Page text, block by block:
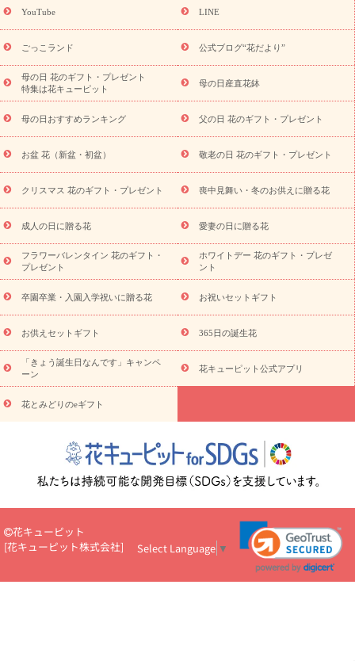
ギフト
「きょう誕生日なんです」キャンペーン
用途から探す お祝いの花特集 当日配達特急便
お祝い商品
一覧
お祝い 新築・引っ越し祝い
結婚記念日
結婚祝い 出産祝い 退院祝い・快気祝い
還暦
祝い・長寿祝い
プチギフト ペットのお祝いフラワー
元・暑中見舞い
敬老の日
お供え
お供え・お悔やみ商品一覧 お供え・お悔やみの花
十九日法要以降に贈る花
通夜・葬儀に贈る花
お供え お花とセッ
お盆（新盆・初盆）
お祝い返し お見舞い
お取り
プリザーブドフラワー
スタイルから探す
アレンジメント
蘭・花鉢
ミディ胡蝶蘭・お祝い ミディ胡蝶蘭・お供え
の青色胡蝶蘭
観葉植物 観葉植物 産直多肉植物
プリザーブ
ドフラワー
お祝い お供え・お悔やみ 花とセットギフト
ミオーダー
プチギフト（hanamore -ハナモア-）
花とみどりの
eギフト
花キューピットのeGfit カラー ピンク
レンジ
レッド お花の種類 バラ ユリ トルコキキョウ
予
算から探す
お祝い お祝い・3000円～ お祝い・
お祝い・5000円～ お祝い・7000円～ お祝い・10000円～
お供え・お悔やみ
お供え・お悔やみ・3000円～
お供え・お
悔やみ・5000円～ お供え・お悔やみ・7000円～
お供え・お悔
やみ・10000円～
365日の誕生花カレンダー
開店・開業祝
お祝いを贈るときのマナー・
花キューピットのお祝いコラム一覧
誕生日のお花を「色
彩心理学」で選ぶ方法
結婚祝いの予算相場
出産祝いお役立ち情
転職祝いのマナー基礎知識
ペットのお祝いワンポイントアド
バイス
スタンド花（フラスタ）のマナー
お見舞いのマナーとル
お祝い花のマナー総まとめ
場上司や先輩へ贈るお祝い花の正解は？
開店祝いの花 選び方ガイ
ド（早見表あり）
花キューピットのお供え・
YouTube LINE
ごっこランド 公式ブログ“花だより”
母の日 花のギフト・プレゼント
特集は花キューピット
母の日産直花鉢
母の日おすすめランキング 父の日 花のギフト・プレゼント
お盆 花（新盆・初盆） 敬老の日 花のギフト・プレゼント
クリスマス 花のギフト・プレゼント 喪中見舞い・冬のお供えに贈る花
成人の日に贈る花 愛妻の日に贈る花
フラワーバレンタイン 花のギフト・
プレゼント
ホワイトデー 花のギフト・プレゼ
ント
卒園卒業・入園入学祝いに贈る花 お祝いセットギフト
お供えセットギフト 365日の誕生花
「きょう誕生日なんです」キャンペ
ーン
花キューピット公式アプリ
花とみどりのeギフト
花キューピット
[花キューピット株式会社] Select Language ▼